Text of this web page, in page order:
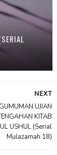
NEXT
UJIAN
KITAB
USHUL (Serial
Mulazamah 18)